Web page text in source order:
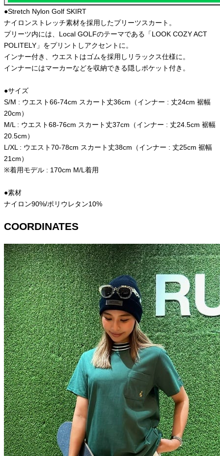
●Stretch Nylon Golf SKIRT
ナイロンストレッチ素材を採用したプリーツスカート。
プリーツ内には、Local GOLFのテーマである「LOOK COZY ACT
POLITELY」をプリントしアクセントに。
インナー付き、ウエストはゴムを採用しリラックス仕様に。
インナーにはマーカーなどを収納できる隠しポケット付き。
●サイズ
S/M : ウエスト66-74cm スカート丈36cm（インナー : 丈24cm 裾幅
20cm）
M/L : ウエスト68-76cm スカート丈37cm（インナー : 丈24.5cm 裾幅
20.5cm）
L/XL : ウエスト70-78cm スカート丈38cm（インナー : 丈25cm 裾幅
21cm）
※着用モデル : 170cm M/L着用
●素材
ナイロン90%/ポリウレタン10%
COORDINATES